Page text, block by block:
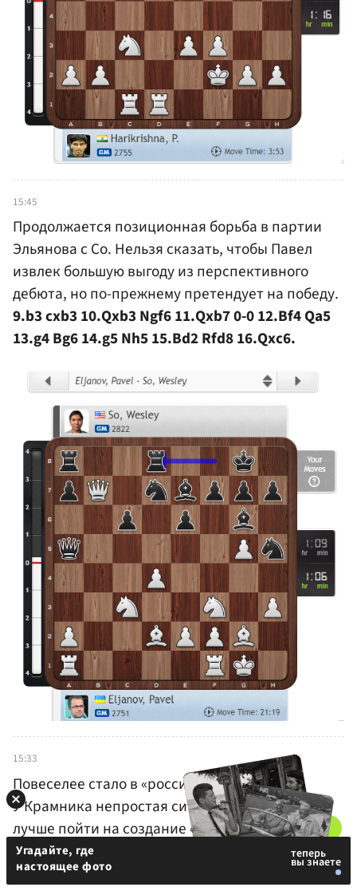
15:45
Продолжается позиционная борьба в партии
Эльянова с Со. Нельзя сказать, чтобы Павел
извлек большую выгоду из перспективного
дебюта, но по-прежнему претендует на победу.
9.b3 cxb3 10.Qxb3 Ngf6 11.Qxb7 0-0 12.Bf4 Qa5
13.g4 Bg6 14.g5 Nh5 15.Bd2 Rfd8 16.Qxc6.
15:33
Повеселее стало в «российском дерби».
У Крамника непростая ситуация. Возможно,
лучше пойти на создание «изолятора», чтобы
сохранить двух слонов.
17.Bxe1 Nxd5 18.Nb5
Bb6.
Угадайте, где
настоящее фото